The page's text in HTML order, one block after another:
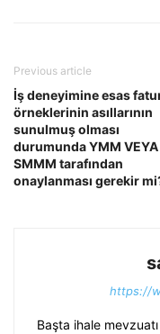
Previous article
İş deneyimine esas
örneklerinin asıllarının
sunulmuş olması
durumunda YMM VEYA
SMMM tarafından
onaylanması gerekir
https://
Başta ihale